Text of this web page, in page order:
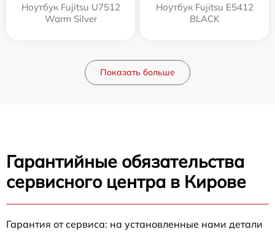
Ноутбук Fujitsu U7512
Warm Silver
Ноутбук Fujitsu E5412
BLACK
Показать больше
Гарантийные обязательства
сервисного центра в Кирове
Гарантия от сервиса: на установленные нами детали